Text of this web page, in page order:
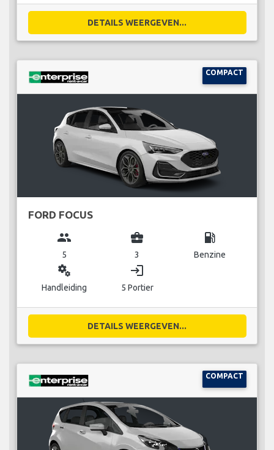
DETAILS WEERGEVEN...
COMPACT
FORD FOCUS
group
5
business_center
3
local_gas_station
Benzine
miscellaneous_services
Handleiding
login
5 Portier
DETAILS WEERGEVEN...
COMPACT